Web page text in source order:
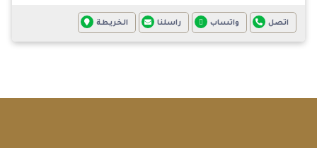
اتصل واتساب راسلنا الخريطة